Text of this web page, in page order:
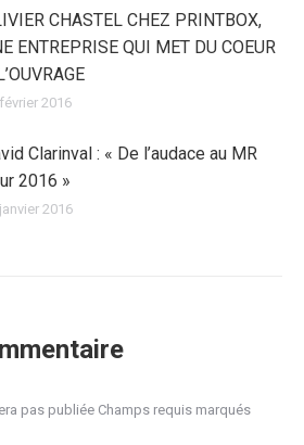
CHASTEL CHEZ PRINTBOX,
ENTREPRISE QUI MET DU COEUR
2016
Clarinval : « De l’audace au MR
2016 »
2016
pas publiée Champs requis marqués